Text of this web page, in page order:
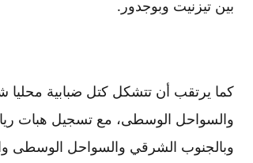
بين تيزنيت وبوجدور.
كما يرتقب أن تتشكل كتل ضبابية محليا
والسواحل الوسطى، مع تسجيل هبات
وبالجنوب الشرقي والسواحل الوسطى